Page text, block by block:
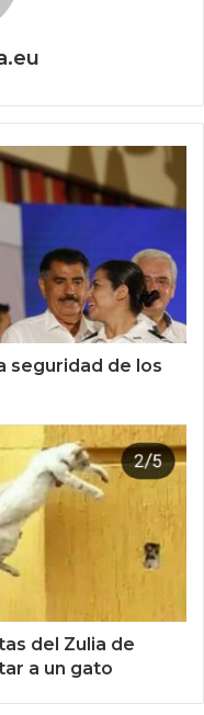
seguridad de los
del Zulia de
a un gato